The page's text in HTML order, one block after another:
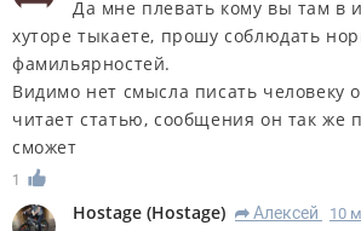
Да мне плевать кому вы там в
хуторе тыкаете, прошу соблюдать
фамильярностей.
Видимо нет смысла писать человеку
читает статью, сообщения он так же
сможет
1
Hostage (Hostage) R Алексей 10